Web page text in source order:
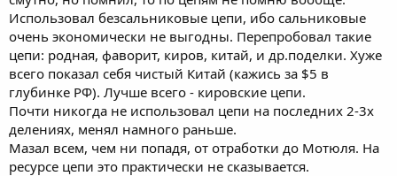
Использовал безсальниковые цепи, ибо сальниковые
очень экономически не выгодны. Перепробовал такие
цепи: родная, фаворит, киров, китай, и др.поделки. Хуже
всего показал себя чистый Китай (кажись за $5 в
глубинке РФ). Лучше всего - кировские цепи.
Почти никогда не использовал цепи на последних 2-3х
делениях, менял намного раньше.
Мазал всем, чем ни попадя, от отработки до Мотюля. На
ресурсе цепи это практически не сказывается.